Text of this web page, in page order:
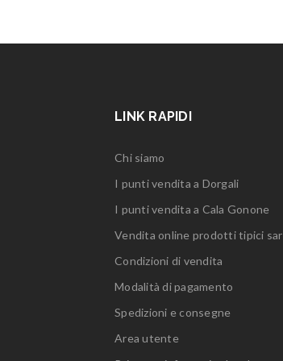
LINK RAPIDI
Chi siamo
I punti vendita a Dorgali
I punti vendita a Cala Gonone
Vendita online prodotti tipici
Condizioni di vendita
Modalità di pagamento
Spedizioni e consegne
Area utente